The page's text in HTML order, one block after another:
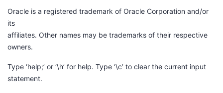
Oracle is a registered trademark of Oracle Corporation and/or
its
affiliates. Other names may be trademarks of their respective
owners.
Type ‘help;’ or ‘\h’ for help. Type ‘\c’ to clear the current input
statement.